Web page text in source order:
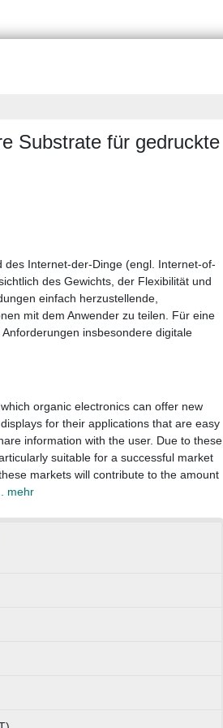
Substrate für gedruckte
Internet-der-Dinge (engl. Internet-of-
des Gewichts, der Flexibilität und
einfach herzustellende,
mit dem Anwender zu teilen. Für eine
insbesondere digitale
organic electronics can offer new
for their applications that are easy
information with the user. Due to these
suitable for a successful market
markets will contribute to the amount
mehr